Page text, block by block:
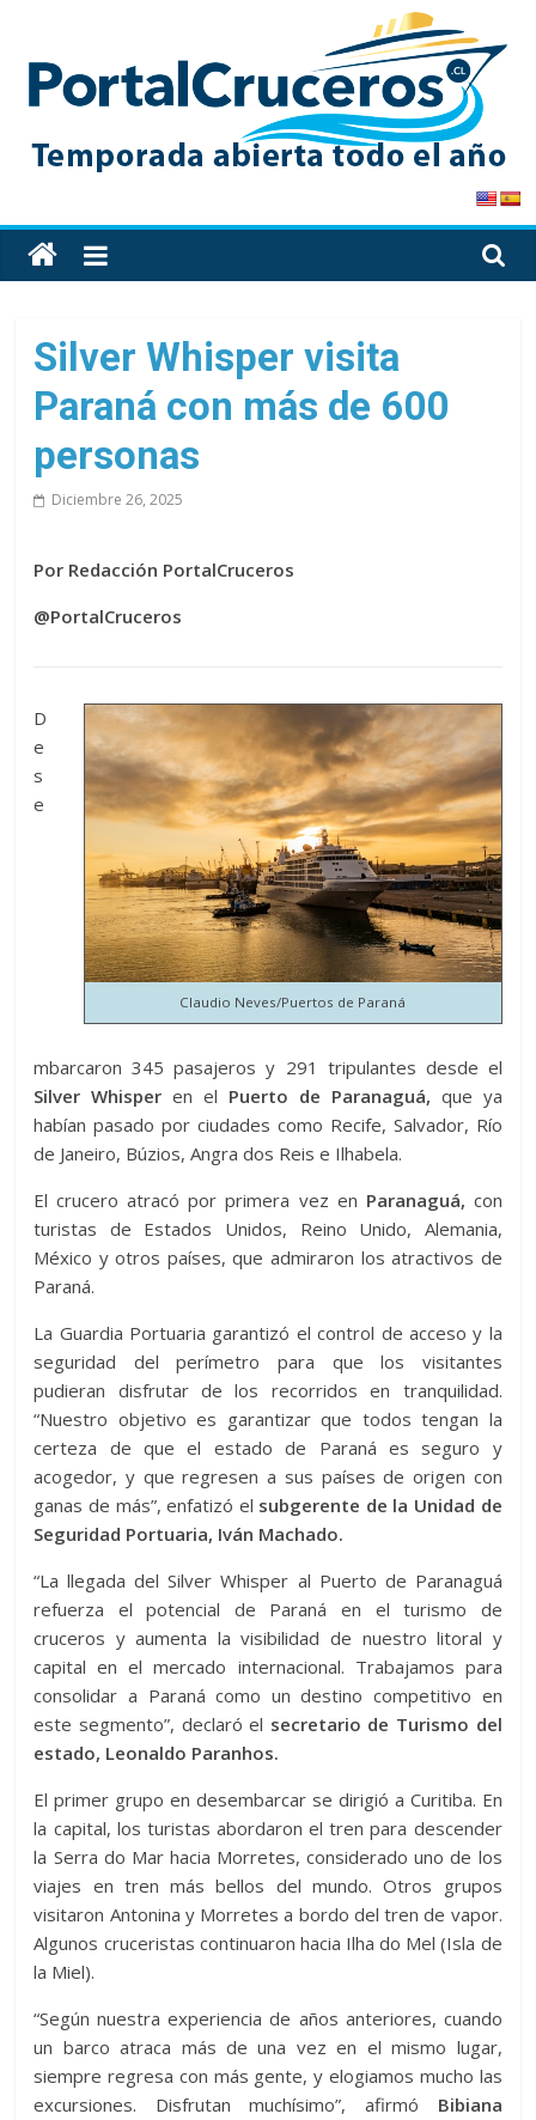
content
PortalCruceros
Toda
la
de
cruceros
en
un
solo
sitio
Silver Whisper visita
Paraná con más de 600
personas
Diciembre 26, 2025
Por Redacción PortalCruceros
@PortalCruceros
Claudio Neves/Puertos de Paraná
D
e
s
e
mbarcaron 345 pasajeros y 291 tripulantes desde el
Silver Whisper en el Puerto de Paranaguá, que ya
habían pasado por ciudades como Recife, Salvador, Río
de Janeiro, Búzios, Angra dos Reis e Ilhabela.
El crucero atracó por primera vez en Paranaguá, con
turistas de Estados Unidos, Reino Unido, Alemania,
México y otros países, que admiraron los atractivos de
Paraná.
La Guardia Portuaria garantizó el control de acceso y la
seguridad del perímetro para que los visitantes
pudieran disfrutar de los recorridos en tranquilidad.
“Nuestro objetivo es garantizar que todos tengan la
certeza de que el estado de Paraná es seguro y
acogedor, y que regresen a sus países de origen con
ganas de más”, enfatizó el subgerente de la Unidad de
Seguridad Portuaria, Iván Machado.
“La llegada del Silver Whisper al Puerto de Paranaguá
refuerza el potencial de Paraná en el turismo de
cruceros y aumenta la visibilidad de nuestro litoral y
capital en el mercado internacional. Trabajamos para
consolidar a Paraná como un destino competitivo en
este segmento”, declaró el secretario de Turismo del
estado, Leonaldo Paranhos.
El primer grupo en desembarcar se dirigió a Curitiba. En
la capital, los turistas abordaron el tren para descender
la Serra do Mar hacia Morretes, considerado uno de los
viajes en tren más bellos del mundo. Otros grupos
visitaron Antonina y Morretes a bordo del tren de vapor.
Algunos cruceristas continuaron hacia Ilha do Mel (Isla de
la Miel).
“Según nuestra experiencia de años anteriores, cuando
un barco atraca más de una vez en el mismo lugar,
siempre regresa con más gente, y elogiamos mucho las
excursiones. Disfrutan muchísimo”, afirmó Bibiana